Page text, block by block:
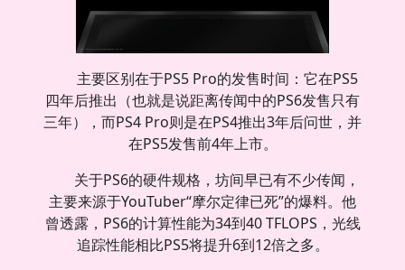
主要区别在于PS5 Pro的发售时间：它在PS5
四年后推出（也就是说距离传闻中的PS6发售只有
三年），而PS4 Pro则是在PS4推出3年后问世，并
在PS5发售前4年上市。
关于PS6的硬件规格，坊间早已有不少传闻，
主要来源于YouTuber“摩尔定律已死”的爆料。他
曾透露，PS6的计算性能为34到40 TFLOPS，光线
追踪性能相比PS5将提升6到12倍之多。